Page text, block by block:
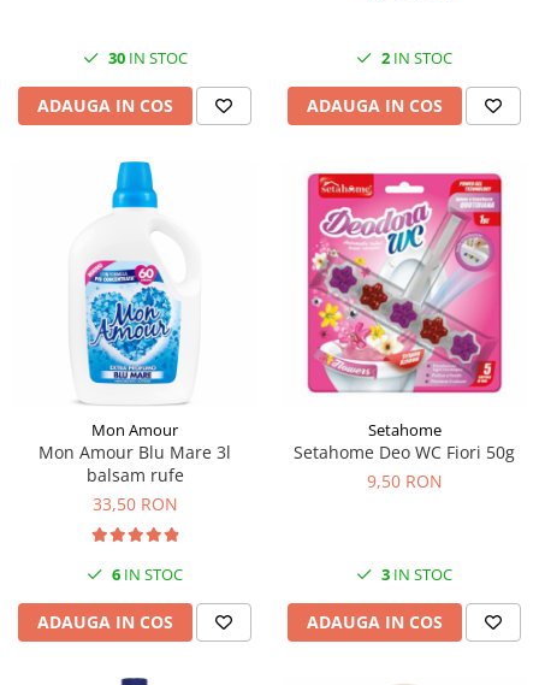
30IN STOC
ADAUGA IN COS
2 IN STOC
ADAUGA IN COS
Mon Amour
Mon Amour Blu Mare 3l
balsam rufe
33,50 RON
6 IN STOC
ADAUGA IN COS
Setahome
Setahome Deo WC Fiori 50g
9,50 RON
3 IN STOC
ADAUGA IN COS